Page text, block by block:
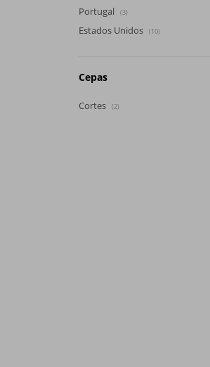
Portugal (3)
Estados Unidos (10)
Cepas
Cortes (2)